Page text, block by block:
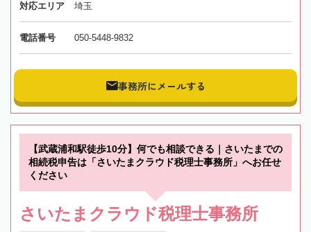
対応エリア 埼玉
電話番号 050-5448-9832
事務所にメールする
【武蔵浦和駅徒歩10分】何でも相談できる｜さいたまでの
相続税申告は「さいたまクラウド税理士事務所」へお任せ
ください
さいたまクラウド税理士事務所